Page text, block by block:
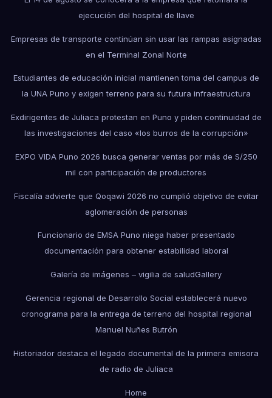
ejecución del hospital de Ilave
Empresas de transporte continúan sin usar las rampas asignadas
en el Terminal Zonal Norte
Estudiantes de educación inicial mantienen toma del campus de
la UNA Puno y exigen terreno para su futura infraestructura
Exdirigentes de Juliaca protestan en Puno y piden continuidad de
las investigaciones del caso «los burros de la corrupción»
EXPO VIDA Puno 2026 busca generar ventas por más de S/250
mil con participación de productores
Fiscalía advierte que Qoqawi 2026 no cumplió objetivo de evitar
aglomeración de personas
Funcionario de EMSA Puno niega haber presentado
documentación para obtener estabilidad laboral
Galería de imágenes – vigilia de saludGallery
Gerencia regional de Desarrollo Social establecerá nuevo
cronograma para la entrega de terreno del hospital regional
Manuel Nuñes Butrón
Historiador destaca el legado documental de la primera emisora
de radio de Juliaca
Home